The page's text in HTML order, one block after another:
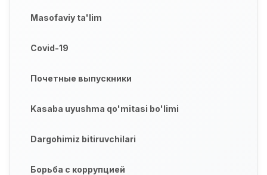
Masofaviy ta'lim
Covid-19
Почетные выпускники
Kasaba uyushma qo'mitasi bo'limi
Dargohimiz bitiruvchilari
Борьба с коррупцией